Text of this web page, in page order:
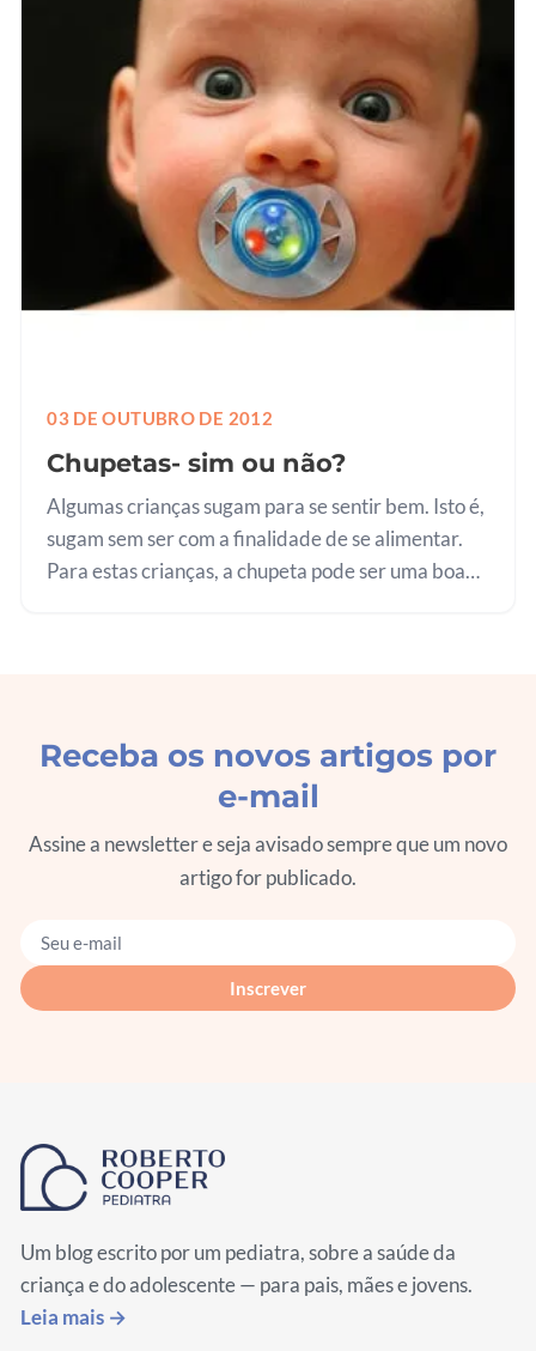
03 DE OUTUBRO DE 2012
Chupetas- sim ou não?
Algumas crianças sugam para se sentir bem. Isto é,
sugam sem ser com a finalidade de se alimentar.
Para estas crianças, a chupeta pode ser uma boa
Receba os novos artigos por
e-mail
Assine a newsletter e seja avisado sempre que um novo
artigo for publicado.
Seu e-mail
Inscrever
Um blog escrito por um pediatra, sobre a saúde da
criança e do adolescente — para pais, mães e jovens.
Leia mais →